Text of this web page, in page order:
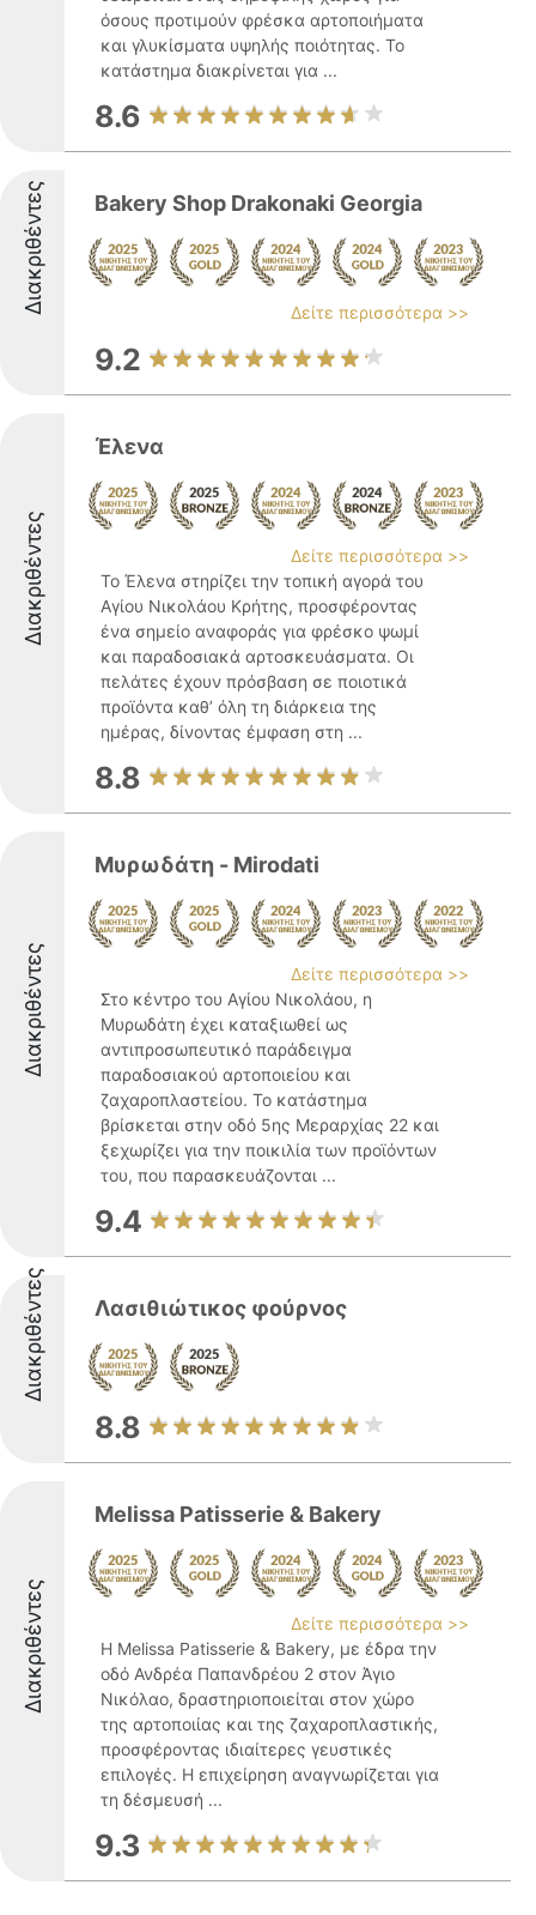
όσους προτιμούν φρέσκα αρτοποιήματα
και γλυκίσματα υψηλής ποιότητας. Το
κατάστημα διακρίνεται για ...
8.6
Διακριθέντες Bakery Shop Drakonaki Georgia
Δείτε περισσότερα >>
9.2
Διακριθέντες
Έλενα
Δείτε περισσότερα >>
Το Έλενα στηρίζει την τοπική αγορά του
Αγίου Νικολάου Κρήτης, προσφέροντας
ένα σημείο αναφοράς για φρέσκο ψωμί
και παραδοσιακά αρτοσκευάσματα. Οι
πελάτες έχουν πρόσβαση σε ποιοτικά
προϊόντα καθ’ όλη τη διάρκεια της
ημέρας, δίνοντας έμφαση στη ...
8.8
Διακριθέντες
Μυρωδάτη - Mirodati
Δείτε περισσότερα >>
Στο κέντρο του Αγίου Νικολάου, η
Μυρωδάτη έχει καταξιωθεί ως
αντιπροσωπευτικό παράδειγμα
παραδοσιακού αρτοποιείου και
ζαχαροπλαστείου. Το κατάστημα
βρίσκεται στην οδό 5ης Μεραρχίας 22 και
ξεχωρίζει για την ποικιλία των προϊόντων
του, που παρασκευάζονται ...
9.4
Διακριθέντες Λασιθιώτικος φούρνος
8.8
Διακριθέντες
Melissa Patisserie & Bakery
Δείτε περισσότερα >>
Η Melissa Patisserie & Bakery, με έδρα την
οδό Ανδρέα Παπανδρέου 2 στον Άγιο
Νικόλαο, δραστηριοποιείται στον χώρο
της αρτοποιίας και της ζαχαροπλαστικής,
προσφέροντας ιδιαίτερες γευστικές
επιλογές. Η επιχείρηση αναγνωρίζεται για
τη δέσμευσή ...
9.3